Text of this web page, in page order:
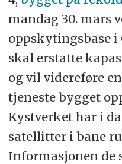
mandag 30. mars
oppskytingsbase
skal erstatte
og vil videreføre
tjeneste bygget
Kystverket har i
satellitter i bane
Informasjonen de